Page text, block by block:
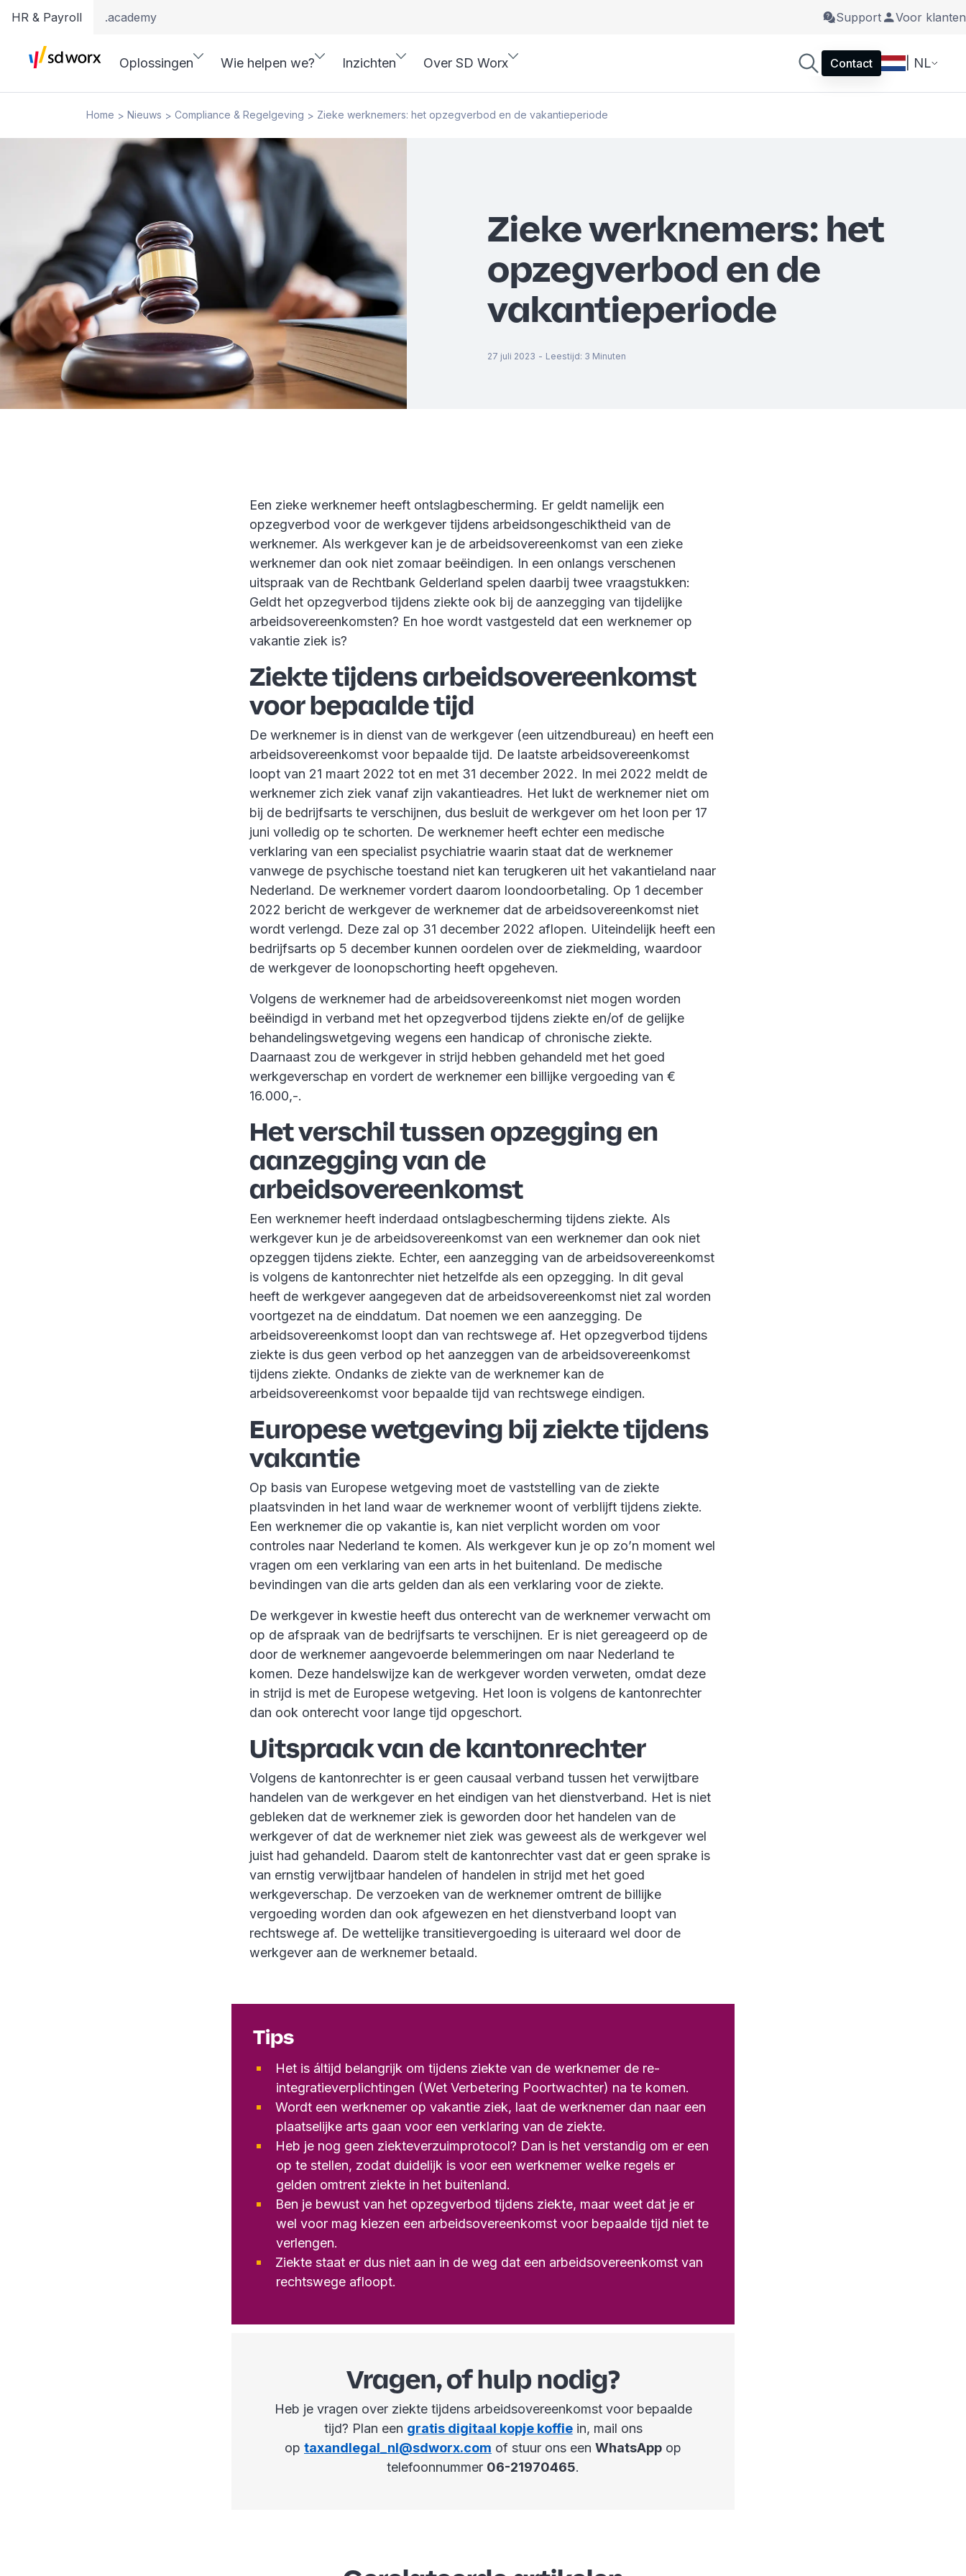
HR & Payroll .academy Support Voor klanten
Oplossingen Wie helpen we? Inzichten Over SD Worx Contact | NL
Home > Nieuws > Compliance & Regelgeving > Zieke werknemers: het opzegverbod en de vakantieperiode
Zieke werknemers: het
opzegverbod en de
vakantieperiode
27 juli 2023 - Leestijd: 3 Minuten
Een zieke werknemer heeft ontslagbescherming. Er geldt namelijk een
opzegverbod voor de werkgever tijdens arbeidsongeschiktheid van de
werknemer. Als werkgever kan je de arbeidsovereenkomst van een zieke
werknemer dan ook niet zomaar beëindigen. In een onlangs verschenen
uitspraak van de Rechtbank Gelderland spelen daarbij twee vraagstukken:
Geldt het opzegverbod tijdens ziekte ook bij de aanzegging van tijdelijke
arbeidsovereenkomsten? En hoe wordt vastgesteld dat een werknemer op
vakantie ziek is?
Ziekte tijdens arbeidsovereenkomst
voor bepaalde tijd
De werknemer is in dienst van de werkgever (een uitzendbureau) en heeft een
arbeidsovereenkomst voor bepaalde tijd. De laatste arbeidsovereenkomst
loopt van 21 maart 2022 tot en met 31 december 2022. In mei 2022 meldt de
werknemer zich ziek vanaf zijn vakantieadres. Het lukt de werknemer niet om
bij de bedrijfsarts te verschijnen, dus besluit de werkgever om het loon per 17
juni volledig op te schorten. De werknemer heeft echter een medische
verklaring van een specialist psychiatrie waarin staat dat de werknemer
vanwege de psychische toestand niet kan terugkeren uit het vakantieland naar
Nederland. De werknemer vordert daarom loondoorbetaling. Op 1 december
2022 bericht de werkgever de werknemer dat de arbeidsovereenkomst niet
wordt verlengd. Deze zal op 31 december 2022 aflopen. Uiteindelijk heeft een
bedrijfsarts op 5 december kunnen oordelen over de ziekmelding, waardoor
de werkgever de loonopschorting heeft opgeheven.
Volgens de werknemer had de arbeidsovereenkomst niet mogen worden
beëindigd in verband met het opzegverbod tijdens ziekte en/of de gelijke
behandelingswetgeving wegens een handicap of chronische ziekte.
Daarnaast zou de werkgever in strijd hebben gehandeld met het goed
werkgeverschap en vordert de werknemer een billijke vergoeding van €
16.000,-.
Het verschil tussen opzegging en
aanzegging van de
arbeidsovereenkomst
Een werknemer heeft inderdaad ontslagbescherming tijdens ziekte. Als
werkgever kun je de arbeidsovereenkomst van een werknemer dan ook niet
opzeggen tijdens ziekte. Echter, een aanzegging van de arbeidsovereenkomst
is volgens de kantonrechter niet hetzelfde als een opzegging. In dit geval
heeft de werkgever aangegeven dat de arbeidsovereenkomst niet zal worden
voortgezet na de einddatum. Dat noemen we een aanzegging. De
arbeidsovereenkomst loopt dan van rechtswege af. Het opzegverbod tijdens
ziekte is dus geen verbod op het aanzeggen van de arbeidsovereenkomst
tijdens ziekte. Ondanks de ziekte van de werknemer kan de
arbeidsovereenkomst voor bepaalde tijd van rechtswege eindigen.
Europese wetgeving bij ziekte tijdens
vakantie
Op basis van Europese wetgeving moet de vaststelling van de ziekte
plaatsvinden in het land waar de werknemer woont of verblijft tijdens ziekte.
Een werknemer die op vakantie is, kan niet verplicht worden om voor
controles naar Nederland te komen. Als werkgever kun je op zo’n moment wel
vragen om een verklaring van een arts in het buitenland. De medische
bevindingen van die arts gelden dan als een verklaring voor de ziekte.
De werkgever in kwestie heeft dus onterecht van de werknemer verwacht om
op de afspraak van de bedrijfsarts te verschijnen. Er is niet gereageerd op de
door de werknemer aangevoerde belemmeringen om naar Nederland te
komen. Deze handelswijze kan de werkgever worden verweten, omdat deze
in strijd is met de Europese wetgeving. Het loon is volgens de kantonrechter
dan ook onterecht voor lange tijd opgeschort.
Uitspraak van de kantonrechter
Volgens de kantonrechter is er geen causaal verband tussen het verwijtbare
handelen van de werkgever en het eindigen van het dienstverband. Het is niet
gebleken dat de werknemer ziek is geworden door het handelen van de
werkgever of dat de werknemer niet ziek was geweest als de werkgever wel
juist had gehandeld. Daarom stelt de kantonrechter vast dat er geen sprake is
van ernstig verwijtbaar handelen of handelen in strijd met het goed
werkgeverschap. De verzoeken van de werknemer omtrent de billijke
vergoeding worden dan ook afgewezen en het dienstverband loopt van
rechtswege af. De wettelijke transitievergoeding is uiteraard wel door de
werkgever aan de werknemer betaald.
Tips
Het is áltijd belangrijk om tijdens ziekte van de werknemer de re-
integratieverplichtingen (Wet Verbetering Poortwachter) na te komen.
Wordt een werknemer op vakantie ziek, laat de werknemer dan naar een
plaatselijke arts gaan voor een verklaring van de ziekte.
Heb je nog geen ziekteverzuimprotocol? Dan is het verstandig om er een
op te stellen, zodat duidelijk is voor een werknemer welke regels er
gelden omtrent ziekte in het buitenland.
Ben je bewust van het opzegverbod tijdens ziekte, maar weet dat je er
wel voor mag kiezen een arbeidsovereenkomst voor bepaalde tijd niet te
verlengen.
Ziekte staat er dus niet aan in de weg dat een arbeidsovereenkomst van
rechtswege afloopt.
Vragen, of hulp nodig?
Heb je vragen over ziekte tijdens arbeidsovereenkomst voor bepaalde
tijd? Plan een gratis digitaal kopje koffiein, mail ons
op taxandlegal_nl@sdworx.com of stuur ons een WhatsApp op
telefoonnummer 06-21970465.